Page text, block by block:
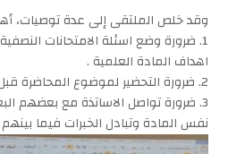
وقد خلص الملتقى إلى عدة توصيات،
1. ضرورة وضع اسئلة الامتحانات
اهداف المادة العلمية .
2. ضرورة التحضير لموضوع المحاضرة قبل اي محاضرة.
3. ضرورة تواصل الاساتذة مع بعضهم
نفس المادة وتبادل الخبرات فيما